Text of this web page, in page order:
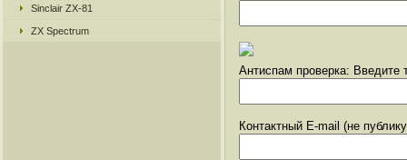
Sinclair ZX-81
ZX Spectrum
Антиспам проверка: Введите
Контактный E-mail (не